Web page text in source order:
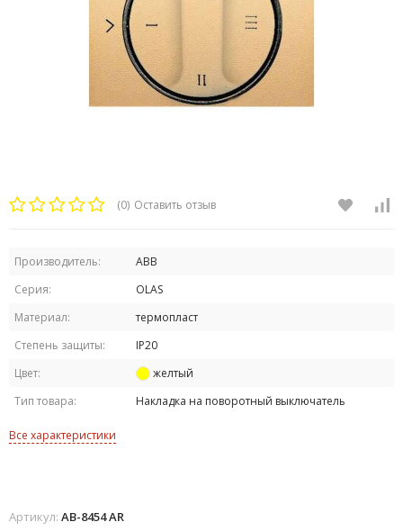
(0) Оставить отзыв
Производитель:
ABB
Серия:
OLAS
Материал:
термопласт
Степень защиты:
IP20
Цвет:
желтый
Тип товара:
Накладка на поворотный выключатель
Все характеристики
Артикул: AB-8454 AR